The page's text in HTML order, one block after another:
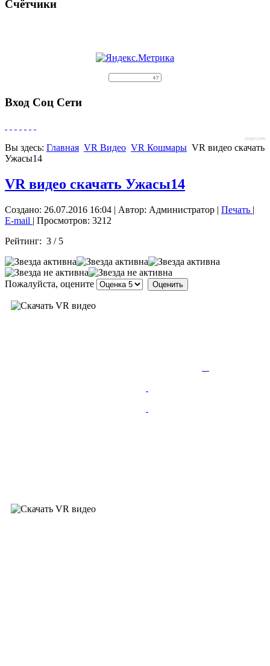
Счётчики
Вход Соц Сети
slogin.info
Вы здесь: Главная VR Видео VR Кошмары VR видео скачать
Ужасы14
VR видео скачать Ужасы14
Создано: 26.07.2016 16:04 | Автор: Администратор | Печать |
E-mail | Просмотров: 3212
Рейтинг: 3 / 5
Пожалуйста, оцените